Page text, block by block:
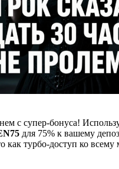
с супер-бонуса!
для 75% к вашему
как турбo-доступ ко